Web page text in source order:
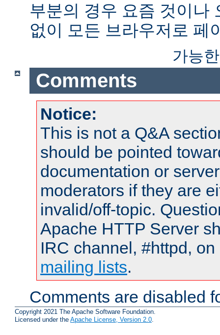
부분의 경우 요즘 것이나
없이 모든 브라우저로 페
가능
Comments
Notice:
This is not a Q&A
should be pointed
documentation or
moderators if they are
invalid/off-topic.
Apache HTTP Server
IRC channel, #httpd,
mailing lists.
Comments are disabled
Copyright 2021 The Apache Software Foundation.
Licensed under the Apache License, Version 2.0.